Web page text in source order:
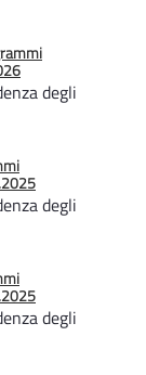
degli
degli
degli